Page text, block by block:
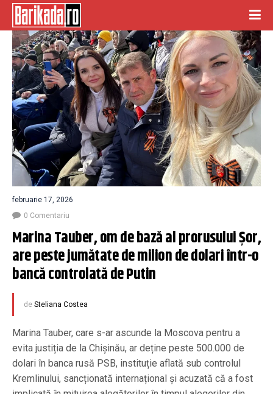
februarie 17, 2026
0 Comentariu
Marina Tauber, om de bază al prorusului Șor,
are peste jumătate de milion de dolari într-o
bancă controlată de Putin
de Steliana Costea
Marina Tauber, care s-ar ascunde la Moscova pentru a
evita justiția de la Chișinău, ar deține peste 500.000 de
dolari în banca rusă PSB, instituție aflată sub controlul
Kremlinului, sancționată internațional și acuzată că a fost